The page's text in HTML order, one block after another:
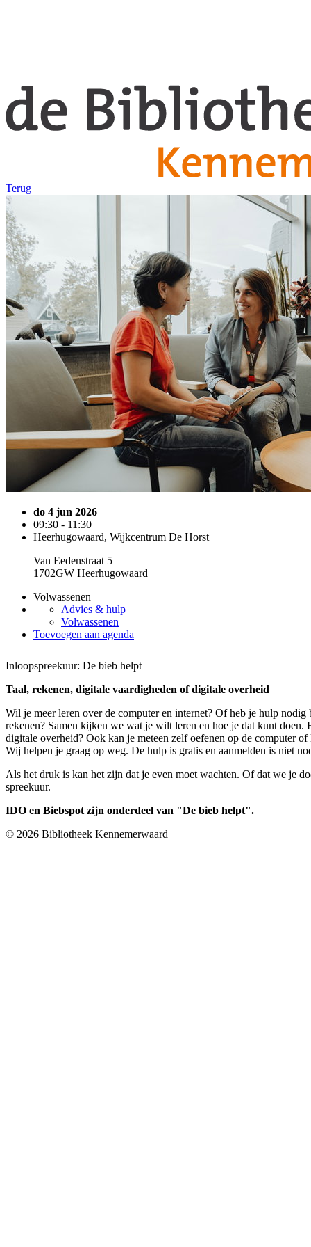
Terug
do 4 jun 2026
09:30 - 11:30
Heerhugowaard, Wijkcentrum De Horst
Van Eedenstraat 5
1702GW Heerhugowaard
Volwassenen
Advies & hulp
Volwassenen
Toevoegen aan agenda
Inloopspreekuur: De bieb helpt
Taal, rekenen, digitale vaardigheden of digitale overheid
Wil je meer leren over de computer en internet? Of heb je hulp
rekenen? Samen kijken we wat je wilt leren en hoe je dat kunt
digitale overheid? Ook kan je meteen zelf oefenen op de computer of
Wij helpen je graag op weg. De hulp is gratis en aanmelden is niet
Als het druk is kan het zijn dat je even moet wachten. Of dat we je
spreekuur.
IDO en Biebspot zijn onderdeel van "De bieb helpt".
© 2026 Bibliotheek Kennemerwaard